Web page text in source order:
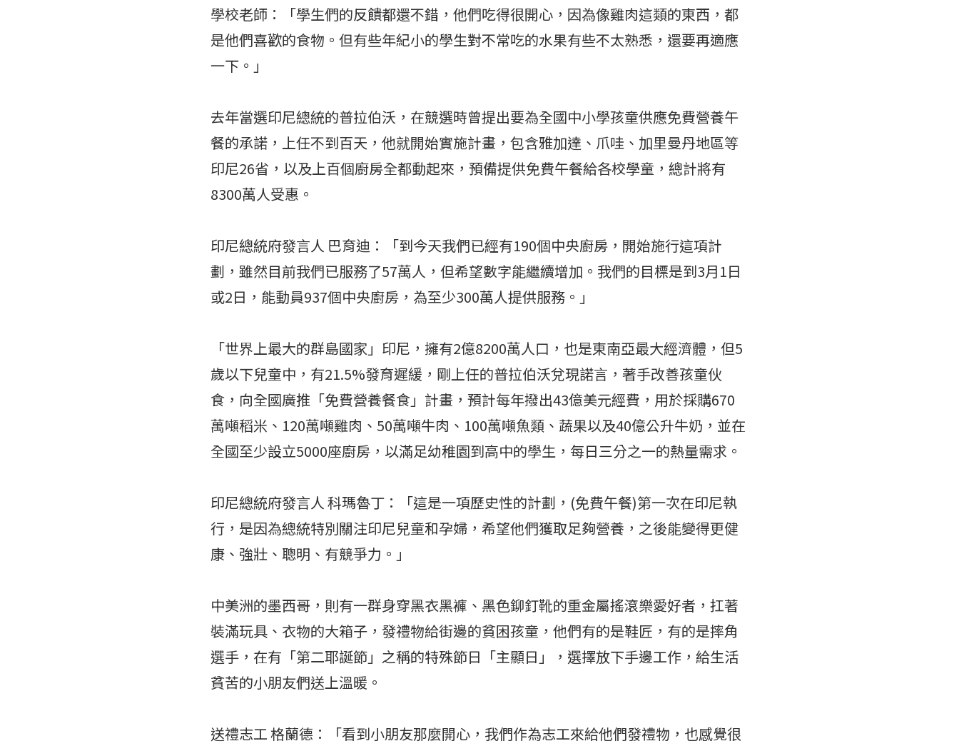
學校老師：「學生們的反饋都還不錯，他們吃得很開心，因為像雞肉這類的東西，都
是他們喜歡的食物。但有些年紀小的學生對不常吃的水果有些不太熟悉，還要再適應
一下。」
去年當選印尼總統的普拉伯沃，在競選時曾提出要為全國中小學孩童供應免費營養午
餐的承諾，上任不到百天，他就開始實施計畫，包含雅加達、爪哇、加里曼丹地區等
印尼26省，以及上百個廚房全都動起來，預備提供免費午餐給各校學童，總計將有
8300萬人受惠。
印尼總統府發言人 巴育迪：「到今天我們已經有190個中央廚房，開始施行這項計
劃，雖然目前我們已服務了57萬人，但希望數字能繼續增加。我們的目標是到3月1日
或2日，能動員937個中央廚房，為至少300萬人提供服務。」
「世界上最大的群島國家」印尼，擁有2億8200萬人口，也是東南亞最大經濟體，但5
歲以下兒童中，有21.5%發育遲緩，剛上任的普拉伯沃兌現諾言，著手改善孩童伙
食，向全國廣推「免費營養餐食」計畫，預計每年撥出43億美元經費，用於採購670
萬噸稻米、120萬噸雞肉、50萬噸牛肉、100萬噸魚類、蔬果以及40億公升牛奶，並在
全國至少設立5000座廚房，以滿足幼稚園到高中的學生，每日三分之一的熱量需求。
印尼總統府發言人 科瑪魯丁：「這是一項歷史性的計劃，(免費午餐)第一次在印尼執
行，是因為總統特別關注印尼兒童和孕婦，希望他們獲取足夠營養，之後能變得更健
康、強壯、聰明、有競爭力。」
中美洲的墨西哥，則有一群身穿黑衣黑褲、黑色鉚釘靴的重金屬搖滾樂愛好者，扛著
裝滿玩具、衣物的大箱子，發禮物給街邊的貧困孩童，他們有的是鞋匠，有的是摔角
選手，在有「第二耶誕節」之稱的特殊節日「主顯日」，選擇放下手邊工作，給生活
貧苦的小朋友們送上溫暖。
送禮志工 格蘭德：「看到小朋友那麼開心，我們作為志工來給他們發禮物，也感覺很